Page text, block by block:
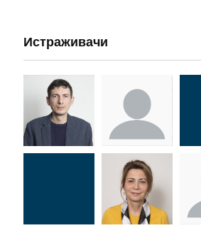
Истраживачи
Зоран
Милошевић